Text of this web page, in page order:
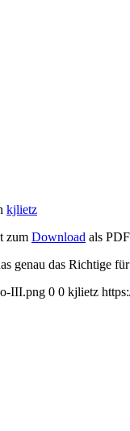
kjlietz
zum Download als
genau das Richtige
III.png 0 0 kjlietz